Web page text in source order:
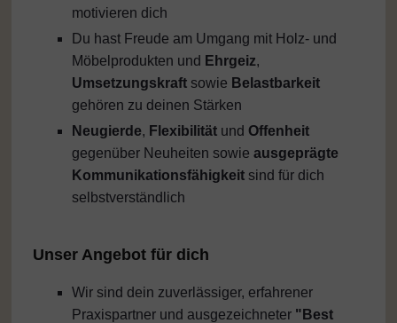
motivieren dich
Du hast Freude am Umgang mit Holz- und
Möbelprodukten und Ehrgeiz,
Umsetzungskraft sowie Belastbarkeit
gehören zu deinen Stärken
Neugierde, Flexibilität und Offenheit
gegenüber Neuheiten sowie ausgeprägte
Kommunikationsfähigkeit sind für dich
selbstverständlich
Unser Angebot für dich
Wir sind dein zuverlässiger, erfahrener
Praxispartner und ausgezeichneter"Best